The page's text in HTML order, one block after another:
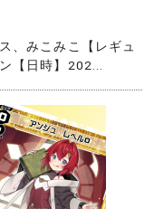
、みこみこ【レギュ
【日時】202...